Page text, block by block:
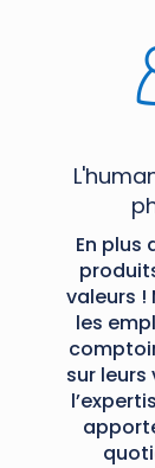
En plus
valeurs !
les
sur leurs